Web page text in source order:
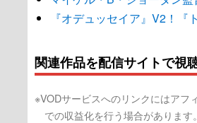
『オデュッセイア』V2！
関連作品を配信サイトで視
※VODサービスへのリンクにはアフ
での収益化を行う場合があります。